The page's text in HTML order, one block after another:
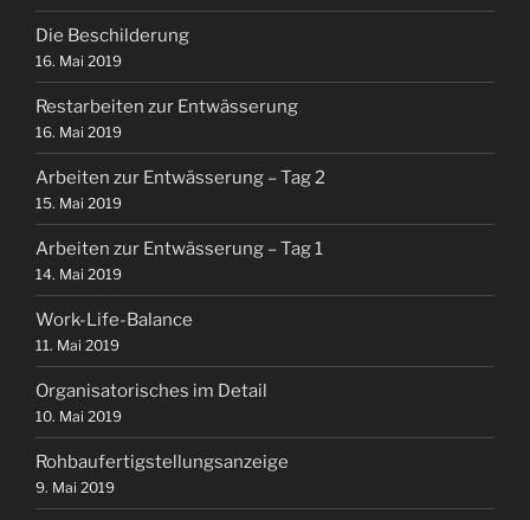
Die Beschilderung
16. Mai 2019
Restarbeiten zur Entwässerung
16. Mai 2019
Arbeiten zur Entwässerung – Tag 2
15. Mai 2019
Arbeiten zur Entwässerung – Tag 1
14. Mai 2019
Work-Life-Balance
11. Mai 2019
Organisatorisches im Detail
10. Mai 2019
Rohbaufertigstellungsanzeige
9. Mai 2019